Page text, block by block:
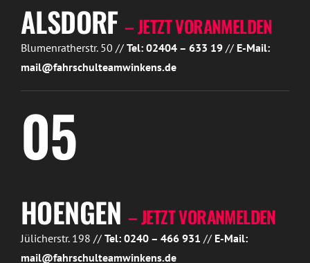
ALSDORF– JETZT VORANMELDEN
Blumenratherstr. 50 // Tel: 02404 – 633 19// E-Mail:
mail@fahrschulteamwinkens.de
05
HOENGEN– JETZT VORANMELDEN
Jülicherstr. 198 // Tel: 0240 – 466 931 // E-Mail:
mail@fahrschulteamwinkens.de